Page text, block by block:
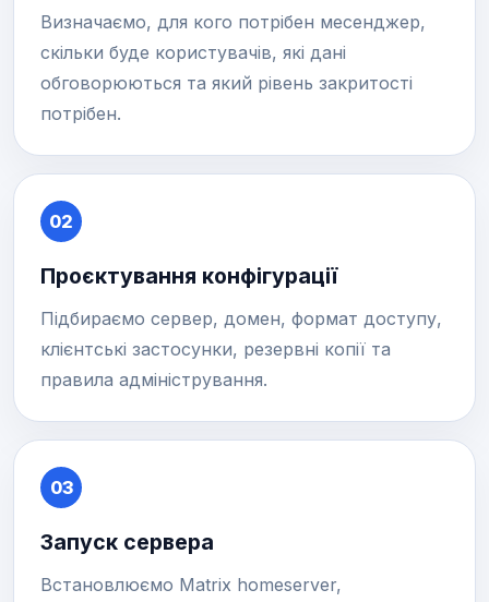
Визначаємо, для кого потрібен месенджер,
скільки буде користувачів, які дані
обговорюються та який рівень закритості
потрібен.
02
Проєктування конфігурації
Підбираємо сервер, домен, формат доступу,
клієнтські застосунки, резервні копії та
правила адміністрування.
03
Запуск сервера
Встановлюємо Matrix homeserver,